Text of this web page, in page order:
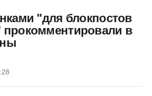
"для блокпостов
в